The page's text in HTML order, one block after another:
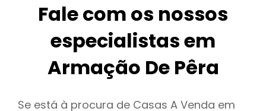
Fale com os nossos
especialistas em
Armação De Pêra
Se está à procura de Casas A Venda em